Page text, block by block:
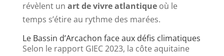
révèlent un art de vivre atlantiqueoù le
temps s’étire au rythme des marées.
Le Bassin d’Arcachon face aux défis climatiques
Selon le rapport GIEC 2023, la côte aquitaine